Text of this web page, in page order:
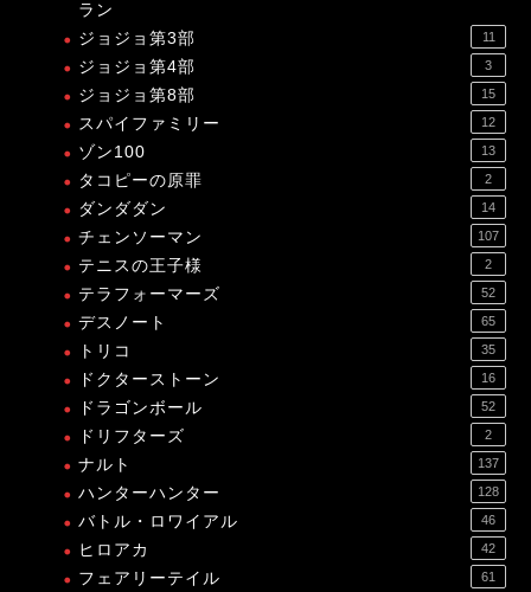
ラン
ジョジョ第3部 11
ジョジョ第4部 3
ジョジョ第8部 15
スパイファミリー 12
ゾン100 13
タコピーの原罪 2
ダンダダン 14
チェンソーマン 107
テニスの王子様 2
テラフォーマーズ 52
デスノート 65
トリコ 35
ドクターストーン 16
ドラゴンボール 52
ドリフターズ 2
ナルト 137
ハンターハンター 128
バトル・ロワイアル 46
ヒロアカ 42
フェアリーテイル 61